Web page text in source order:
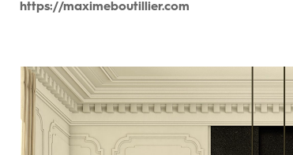
https://maximeboutillier.com